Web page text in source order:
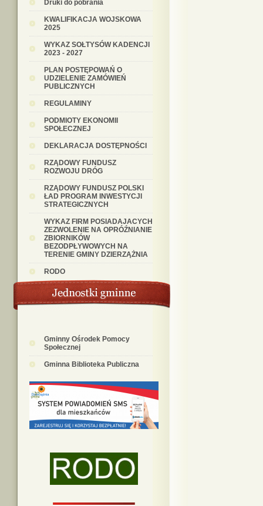
Druki do pobrania
KWALIFIKACJA WOJSKOWA
2025
WYKAZ SOŁTYSÓW KADENCJI
2023 - 2027
PLAN POSTĘPOWAŃ O
UDZIELENIE ZAMÓWIEŃ
PUBLICZNYCH
REGULAMINY
PODMIOTY EKONOMII
SPOŁECZNEJ
DEKLARACJA DOSTĘPNOŚCI
RZĄDOWY FUNDUSZ
ROZWOJU DRÓG
RZĄDOWY FUNDUSZ POLSKI
ŁAD PROGRAM INWESTYCJI
STRATEGICZNYCH
WYKAZ FIRM POSIADAJACYCH
ZEZWOLENIE NA OPRÓŹNIANIE
ZBIORNIKÓW
BEZODPŁYWOWYCH NA
TERENIE GMINY DZIERZĄŻNIA
RODO
Gminny Ośrodek Pomocy
Społecznej
Gminna Biblioteka Publiczna